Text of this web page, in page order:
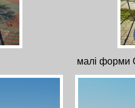
малі форми